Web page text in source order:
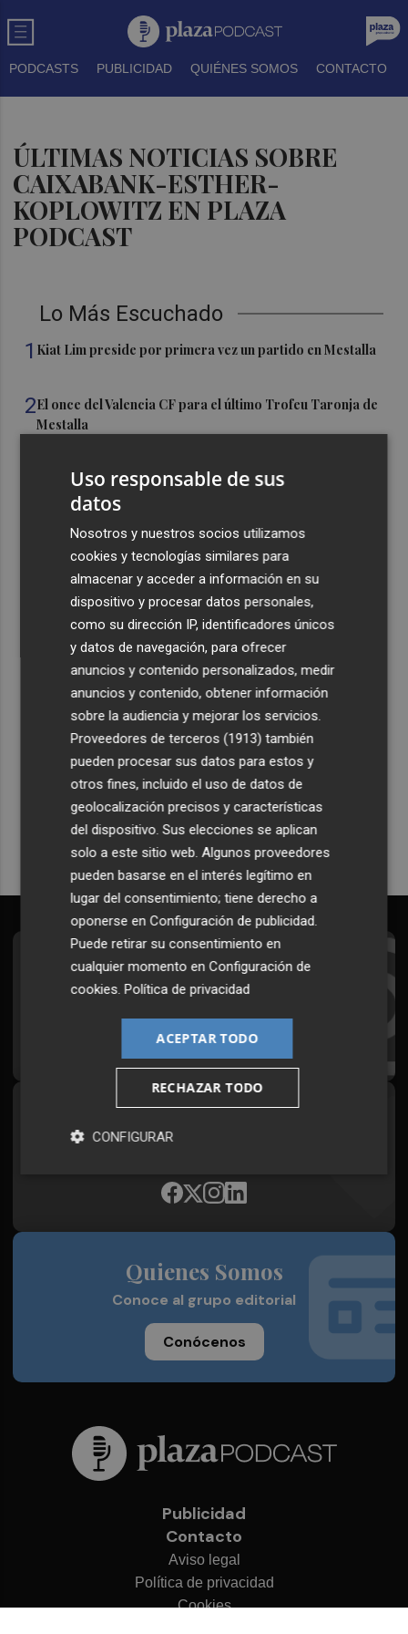
PODCASTS PUBLICIDAD QUIÉNES SOMOS CONTACTO
ÚLTIMAS NOTICIAS SOBRE
CAIXABANK-ESTHER-
KOPLOWITZ EN PLAZA
PODCAST
Lo Más Escuchado
1 Kiat Lim preside por primera vez un partido en Mestalla
2El once del Valencia CF para el último Trofeu Taronja de
Mestalla
"extremo" en la mayor parte de la Península y Baleares
el día del eclipse
Company: “Estamos comenzando a ver el equipo que
queremos ver en la Liga”
Ocho helicópteros, un avión y más de 100 brigadas se
movilizan en Moratalla por un incendio forestal
Recibe toda la actualidad de
Plaza Podcast en tu correo
Quiero suscribirme
Suscríbete al Boletín
Todos los días a primera hora en tu email
¡Quiero suscribirme!
Plaza Podcast, desde cualquier medio
Quienes Somos
Conoce al grupo editorial
Conócenos
Publicidad
Contacto
Aviso legal
Política de privacidad
Cookies
Uso responsable de sus
datos
Nosotros y nuestros socios utilizamos
cookies y tecnologías similares para
almacenar y acceder a información en su
dispositivo y procesar datos personales,
como su dirección IP, identificadores únicos
y datos de navegación, para ofrecer
anuncios y contenido personalizados, medir
anuncios y contenido, obtener información
sobre la audiencia y mejorar los servicios.
Proveedores de terceros (1913) también
pueden procesar sus datos para estos y
otros fines, incluido el uso de datos de
geolocalización precisos y características
del dispositivo. Sus elecciones se aplican
solo a este sitio web. Algunos proveedores
pueden basarse en el interés legítimo en
lugar del consentimiento; tiene derecho a
oponerse enConfiguración de publicidad
Puede retirar su consentimiento en
cualquier momento enConfiguración de
cookies .Política de privacidad
ACEPTAR TODO
RECHAZAR TODO
CONFIGURAR